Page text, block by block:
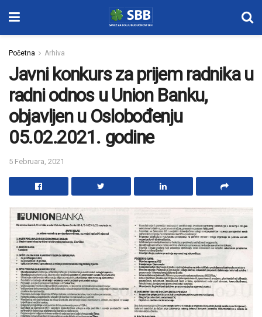
Početna Arhiva
Javni konkurs za prijem radnika u
radni odnos u Union Banku,
objavljen u Oslobođenju
05.02.2021. godine
5 Februara, 2021